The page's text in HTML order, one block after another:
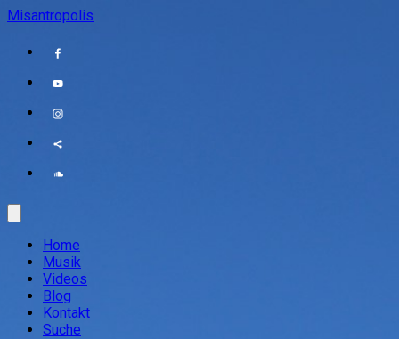
Misantropolis
Home
Musik
Videos
Blog
Kontakt
Suche